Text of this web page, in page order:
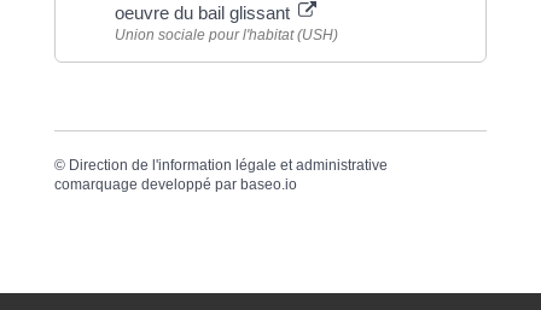
oeuvre du bail glissant
Union sociale pour l'habitat (USH)
© Direction de l'information légale et administrative
comarquage developpé par baseo.io